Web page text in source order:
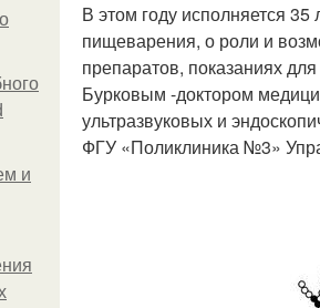
и
В этом году исполняется
пищеварения, о роли и
препаратов, показаниях
Бурковым -доктором
ультразвуковых и
ФГУ «Поликлиника №3»